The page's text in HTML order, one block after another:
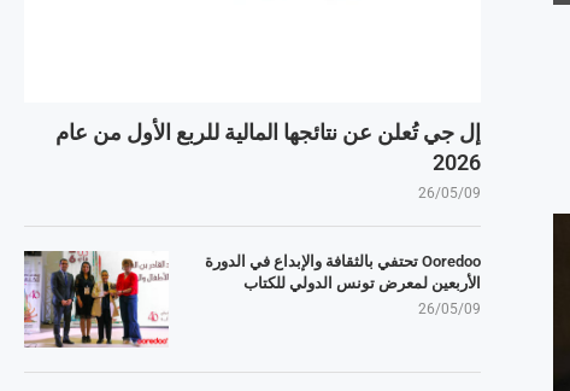
إل جي تُعلن عن نتائجها المالية للربع الأول من عام
2026
26/05/09
Ooredoo تحتفي بالثقافة والإبداع في الدورة
الأربعين لمعرض تونس الدولي للكتاب
26/05/09